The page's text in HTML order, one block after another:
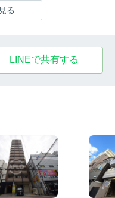
る
LINEで共有する